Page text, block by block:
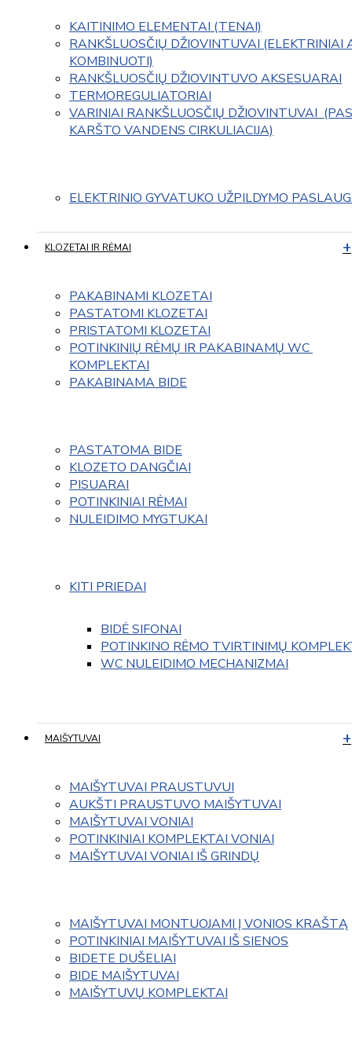
KAITINIMO ELEMENTAI (TENAI)
RANKŠLUOSČIŲ DŽIOVINTUVAI (ELEKTRINIAI
KOMBINUOTI)
RANKŠLUOSČIŲ DŽIOVINTUVO AKSESUARAI
TERMOREGULIATORIAI
VARINIAI RANKŠLUOSČIŲ DŽIOVINTUVAI
KARŠTO VANDENS CIRKULIACIJA)
ELEKTRINIO GYVATUKO UŽPILDYMO
KLOZETAI IR RĖMAI
PAKABINAMI KLOZETAI
PASTATOMI KLOZETAI
PRISTATOMI KLOZETAI
POTINKINIŲ RĖMŲ IR PAKABINAMŲ WC
KOMPLEKTAI
PAKABINAMA BIDE
PASTATOMA BIDE
KLOZETO DANGČIAI
PISUARAI
POTINKINIAI RĖMAI
NULEIDIMO MYGTUKAI
KITI PRIEDAI
BIDĖ SIFONAI
POTINKINO RĖMO TVIRTINIMŲ
WC NULEIDIMO MECHANIZMAI
MAIŠYTUVAI
MAIŠYTUVAI PRAUSTUVUI
AUKŠTI PRAUSTUVO MAIŠYTUVAI
MAIŠYTUVAI VONIAI
POTINKINIAI KOMPLEKTAI VONIAI
MAIŠYTUVAI VONIAI IŠ GRINDŲ
MAIŠYTUVAI MONTUOJAMI Į VONIOS KRAŠTĄ
POTINKINIAI MAIŠYTUVAI IŠ SIENOS
BIDETE DUŠELIAI
BIDE MAIŠYTUVAI
MAIŠYTUVŲ KOMPLEKTAI